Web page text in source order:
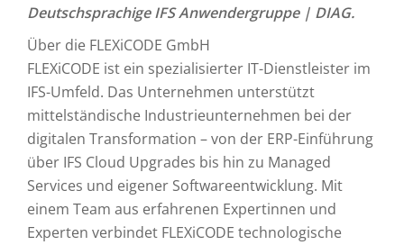
Deutschsprachige IFS Anwendergruppe | DIAG.
Über die FLEXiCODE GmbH
FLEXiCODE ist ein spezialisierter IT-Dienstleister im
IFS-Umfeld. Das Unternehmen unterstützt
mittelständische Industrieunternehmen bei der
digitalen Transformation – von der ERP-Einführung
über IFS Cloud Upgrades bis hin zu Managed
Services und eigener Softwareentwicklung. Mit
einem Team aus erfahrenen Expertinnen und
Experten verbindet FLEXiCODE technologische